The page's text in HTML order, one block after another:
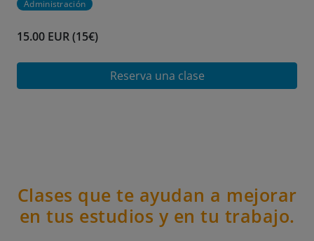
Administración
15.00 EUR (15€)
Reserva una clase
Clases que te ayudan a mejorar
en tus estudios y en tu trabajo.